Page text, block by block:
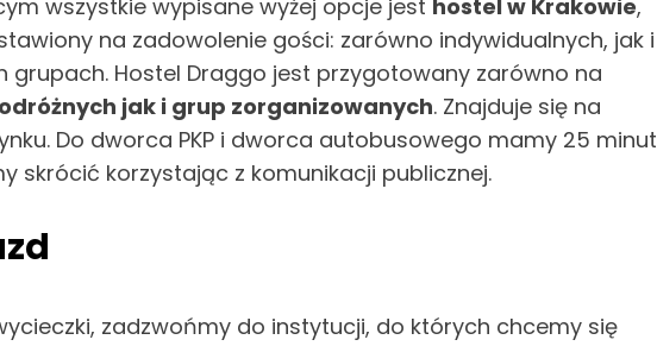
wszystkie wypisane wyżej opcje jest hostel w Krakowie,
na zadowolenie gości: zarówno indywidualnych, jak i
grupach. Hostel Draggo jest przygotowany zarówno na
jak i grup zorganizowanych. Znajduje się na
Do dworca PKP i dworca autobusowego mamy 25 minut
skrócić korzystając z komunikacji publicznej.
zadzwońmy do instytucji, do których chcemy się